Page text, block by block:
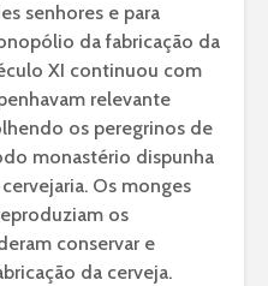
senhores e para
da fabricação da
XI continuou com
relevante
os peregrinos de
monastério dispunha
Os monges
os
conservar e
da cerveja.